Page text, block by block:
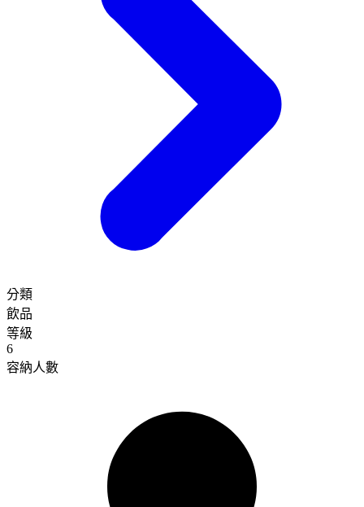
分類
飲品
等級
6
容納人數